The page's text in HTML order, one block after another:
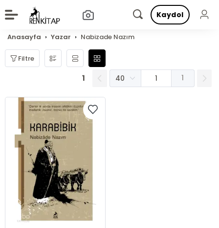
Kaydol
Anasayfa Yazar Nabizade Nazım
Filtre
1 1